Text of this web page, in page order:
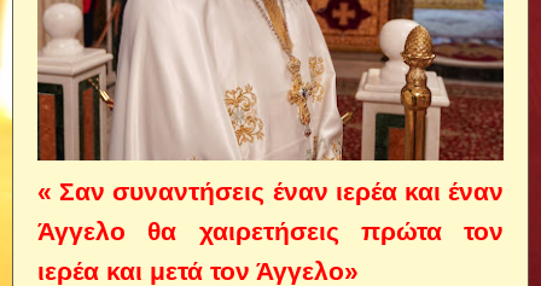
« Σαν συναντήσεις έναν ιερέα και έναν
Άγγελο θα χαιρετήσεις πρώτα τον
ιερέα και μετά τον Άγγελο»